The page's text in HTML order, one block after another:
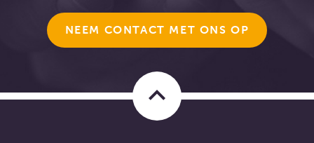
NEEM CONTACT MET ONS OP
keyboard_arrow_up